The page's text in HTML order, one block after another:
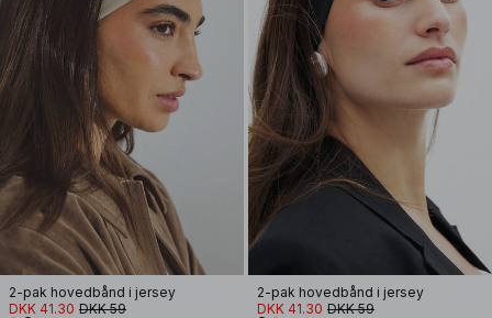
2-pak hovedbånd i jersey
DKK 41.30 DKK 59
2-pak hovedbånd i jersey
DKK 41.30 DKK 59